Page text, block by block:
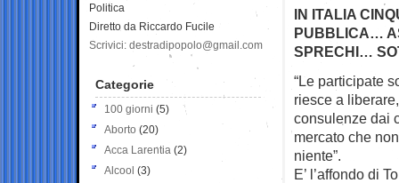
IN ITALIA
PUBBLICA…
SPRECHI…
“Le participate
riesce a
consulenze dai
mercato che
niente”.
E’ l’affondo di
Politica
Diretto da Riccardo Fucile
Scrivici: destradipopolo@gmail.com
Categorie
100 giorni (5)
Aborto (20)
Acca Larentia (2)
Alcool (3)